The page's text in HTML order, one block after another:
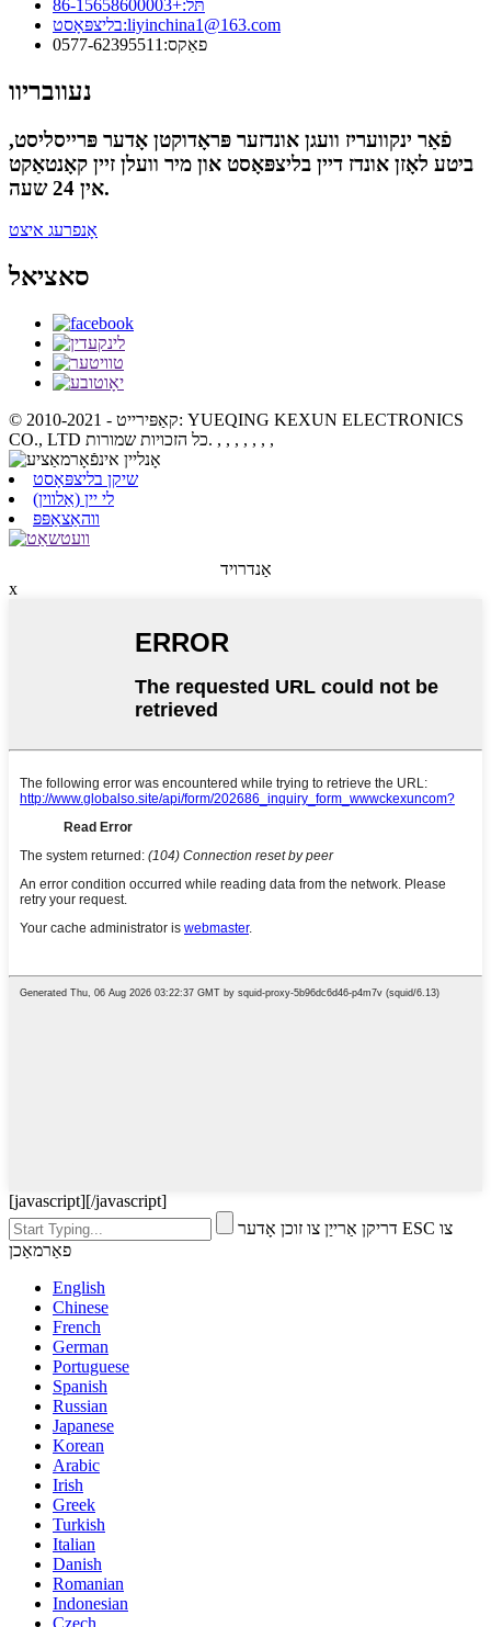
תּל:+86-15658600003
בליצפּאָסט:liyinchina1@163.com
פאַקס: 0577-62395511
נעוובריוו
פֿאַר ינקוועריז וועגן אונדזער פּראָדוקטן אָדער פּרייסליסט,
ביטע לאָזן אונדז דיין בליצפּאָסט און מיר וועלן זיין קאָנטאַקט
אין 24 שעה.
אָנפרעג איצט
סאציאל
© קאַפּירייט - 2010-2021: YUEQING KEXUN ELECTRONICS
CO., LTD כל הזכויות שמורות. , , , , , , ,
שיקן בליצפּאָסט
לי יין (אַלווין)
ווהאַצאַפּפּ
אַנדרויד
x
[javascript][/javascript]
דריקן אַרייַן צו זוכן אָדער ESC צו
פאַרמאַכן
English
Chinese
French
German
Portuguese
Spanish
Russian
Japanese
Korean
Arabic
Irish
Greek
Turkish
Italian
Danish
Romanian
Indonesian
Czech